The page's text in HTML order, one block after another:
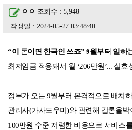
ㅇㅇ 조회수 : 5,948
작성일 : 2024-05-27 03:48:40
“이 돈이면 한국인 쓰죠” 9월부터 일하
최저임금 적용돼서 월 ‘206만원’... 실효
정부가 오는 9월부터 본격적으로 배치
관리사(가사도우미)와 관련해 갑론을
100만원 수준 저렴한 비용으로 서비스